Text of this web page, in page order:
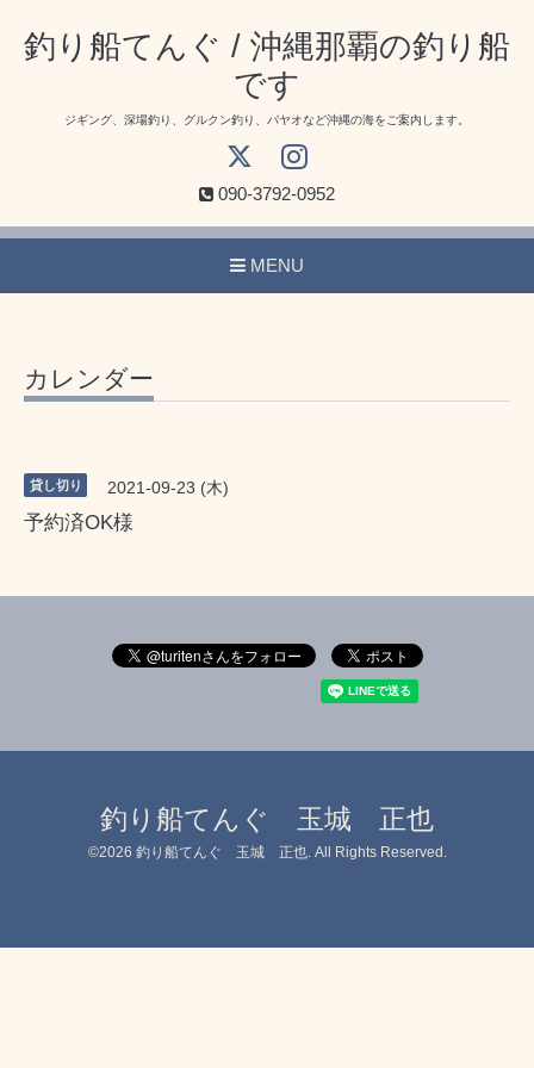
釣り船てんぐ / 沖縄那覇の釣り船
です
ジギング、深場釣り、グルクン釣り、パヤオなど沖縄の海をご案内します。
090-3792-0952
MENU
カレンダー
貸し切り 2021-09-23 (木)
予約済OK様
釣り船てんぐ 玉城 正也
©2026 釣り船てんぐ 玉城 正也. All Rights Reserved.